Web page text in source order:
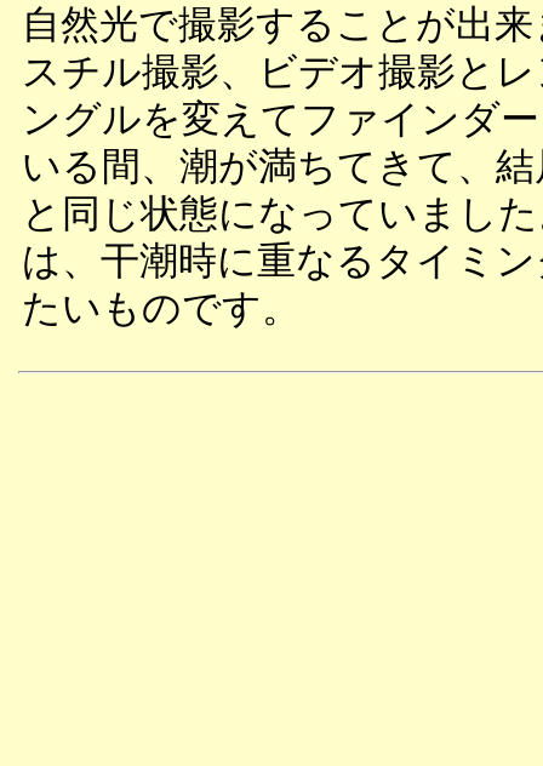
自然光で撮影することが出
スチル撮影、ビデオ撮影と
ングルを変えてファインダ
いる間、潮が満ちてきて、
と同じ状態になっていまし
は、干潮時に重なるタイミ
たいものです。